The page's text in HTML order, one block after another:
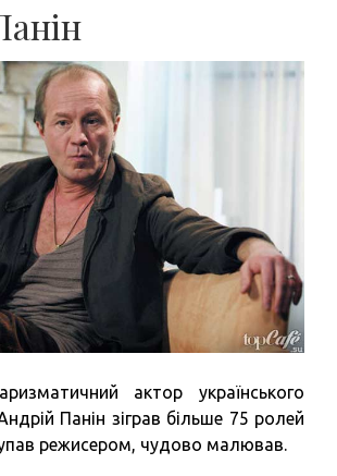
актор українського
Панін зіграв більше 75 ролей
режисером, чудово малював.